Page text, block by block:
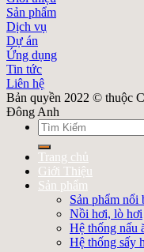
Sản phẩm
Dịch vụ
Dự án
Ứng dụng
Tin tức
Liên hệ
Bản quyền 2022 © thuộc
Đông Anh
Search
for:
Trang chủ
Giới Thiệu
Sản phẩm
Sản phẩm nổi
Nồi hơi, lò hơi
Hệ thống nấu
Hệ thống sấy